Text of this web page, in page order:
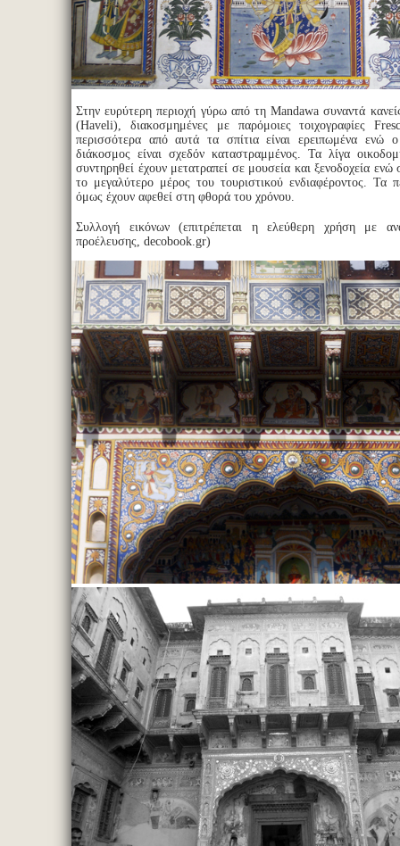
Στην ευρύτερη περιοχή γύρω από τη Mandawa συναντά
(Haveli), διακοσμημένες με παρόμοιες τοιχογραφίες
περισσότερα από αυτά τα σπίτια είναι ερειπωμένα ενώ
διάκοσμος είναι σχεδόν καταστραμμένος. Τα λίγα
συντηρηθεί έχουν μετατραπεί σε μουσεία και ξενοδοχεία ενώ
το μεγαλύτερο μέρος του τουριστικού ενδιαφέροντος. Τα
όμως έχουν αφεθεί στη φθορά του χρόνου.
Συλλογή εικόνων (επιτρέπεται η ελεύθερη χρήση με
προέλευσης, decobook.gr)